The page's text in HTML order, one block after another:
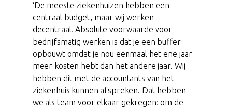
‘De meeste ziekenhuizen hebben een
centraal budget, maar wij werken
decentraal. Absolute voorwaarde voor
bedrijfsmatig werken is dat je een buffer
opbouwt omdat je nou eenmaal het ene jaar
meer kosten hebt dan het andere jaar. Wij
hebben dit met de accountants van het
ziekenhuis kunnen afspreken. Dat hebben
we als team voor elkaar gekregen: om de